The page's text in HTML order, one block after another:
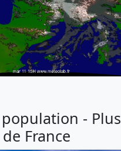
- Plus
France